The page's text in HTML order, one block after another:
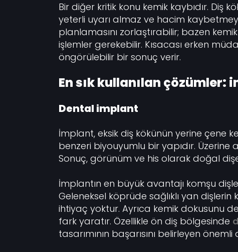
Bir diğer kritik konu kemik kaybıdır. Diş
yeterli uyarı almaz ve hacim
planlamasını zorlaştırabilir; bazen
işlemler gerekebilir. Kısacası erken
öngörülebilir bir sonuç verir.
En sık kullanılan
Dental implant
İmplant, eksik diş kökünün yerine çene
benzeri biyouyumlu bir yapıdır.
Sonuç, görünüm ve his olarak doğal
İmplantın en büyük avantajı komşu
Geleneksel köprüde sağlıklı yan
ihtiyaç yoktur. Ayrıca kemik dokusunu
fark yaratır. Özellikle ön diş bölgesinde
tasarımının başarısını belirleyen